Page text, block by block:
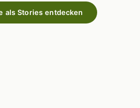
als Stories entdecken